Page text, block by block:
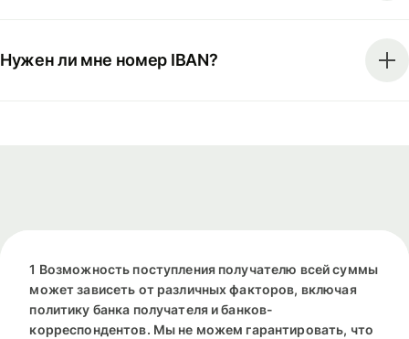
Нужен ли мне номер IBAN?
1 Возможность поступления получателю всей суммы
может зависеть от различных факторов, включая
политику банка получателя и банков-
корреспондентов. Мы не можем гарантировать, что